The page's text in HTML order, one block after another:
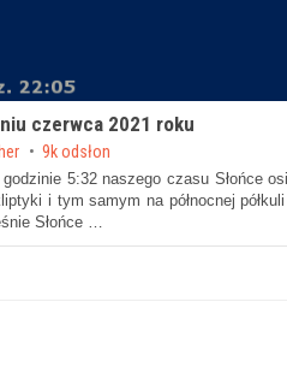
czerwca 2021 roku
9k odsłon
5:32 naszego czasu Słońce
i tym samym na północnej
Słońce …